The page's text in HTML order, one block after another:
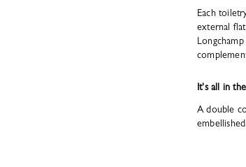
Each
external
It's all in
A double